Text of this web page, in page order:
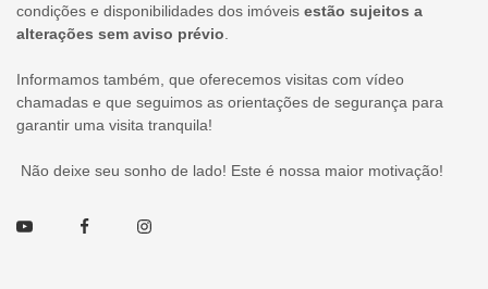
condições e disponibilidades dos imóveis estão sujeitos a
alterações sem aviso prévio
Informamos também, que oferecemos visitas com vídeo
chamadas e que seguimos as orientações de segurança para
garantir uma visita tranquila!
Não deixe seu sonho de lado! Este é nossa maior motivação!
Youtube FacebookInstagram